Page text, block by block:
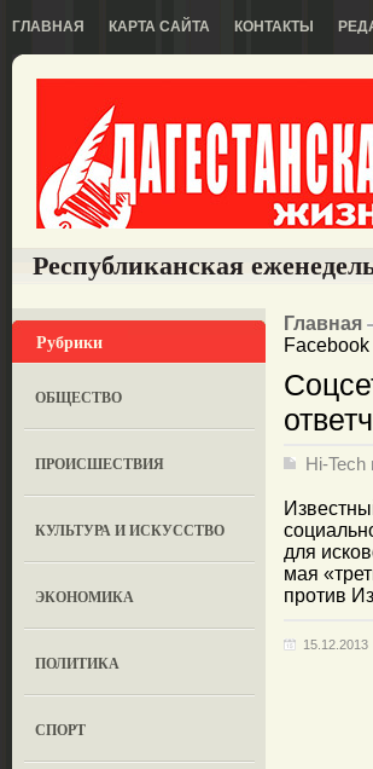
ГЛАВНАЯ КАРТА САЙТА КОНТАКТЫ
Республиканская
Рубрики
ОБЩЕСТВО
ПРОИСШЕСТВИЯ
КУЛЬТУРА И ИСКУССТВО
ЭКОНОМИКА
ПОЛИТИКА
СПОРТ
Главная
Facebook
Hi-Tech
для
мая
против
15.12.2013